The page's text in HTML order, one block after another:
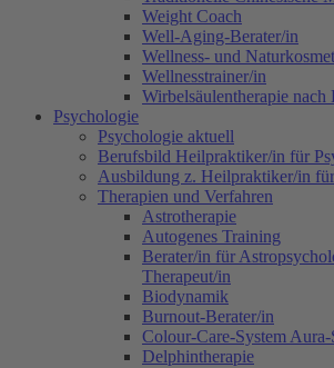
Weight Coach
Well-Aging-Berater/in
Wellness- und
Wellnesstrainer/in
Wirbelsäulentherapie
Psychologie
Psychologie aktuell
Berufsbild Heilpraktiker/in für
Ausbildung z. Heilpraktiker/in
Therapien und Verfahren
Astrotherapie
Autogenes Training
Berater/in für
Therapeut/in
Biodynamik
Burnout-Berater/in
Colour-Care-System
Delphintherapie